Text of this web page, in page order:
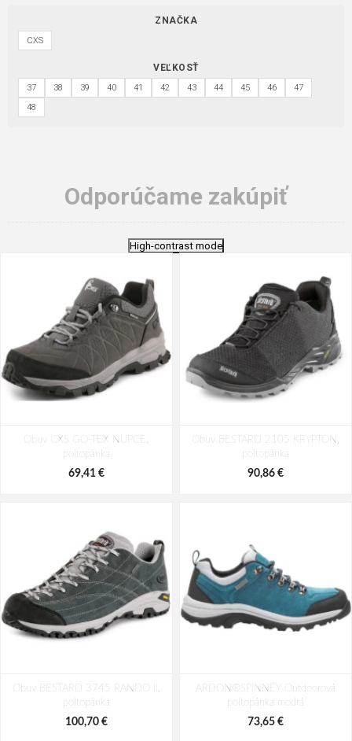
ZNAČKA
CXS
VEĽKOSŤ
37 38 39 40 41 42 43 44 45 46
47
48
Odporúčame zakúpiť
High-contrast mode
Obuv CXS GO-TEX NUPCE,
poltopánka
69,41 €
Obuv BESTARD 2105 KRYPTON,
poltopánka
90,86 €
Obuv BESTARD 3745 RANDO II,
poltopánka
100,70 €
ARDON®SPINNEY Outdoorová
poltopánka modrá
73,65 €